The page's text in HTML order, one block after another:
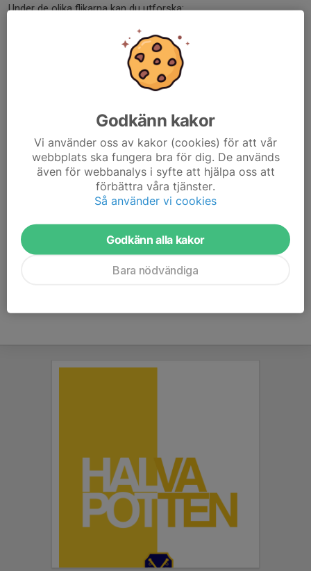
Under de olika flikarna kan du utforska:
Se kommande tävlingar och planera din
Lär känna vår tävlingssektion och deras
Information för dig som är eller vill bli
Sidan är under uppbyggnad och mer information kommer
löpande.
Vi ser fram emot att se dig på tävlingsbanan!
Tävlingsschema
Hitta våra tävlingsevenemang här
Tävlingssektionen
Hitta tävlingssektionens egna sida
Godkänn kakor
Vi använder oss av kakor (cookies) för att vår
webbplats ska fungera bra för dig. De används
även för webbanalys i syfte att hjälpa oss att
förbättra våra tjänster.
Så använder vi cookies
Godkänn alla kakor
Bara nödvändiga